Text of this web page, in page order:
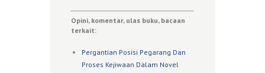
Opini, komentar, ulas buku, bacaan
terkait:
Pergantian Posisi Pegarang Dan
Proses Kejiwaan Dalam Novel